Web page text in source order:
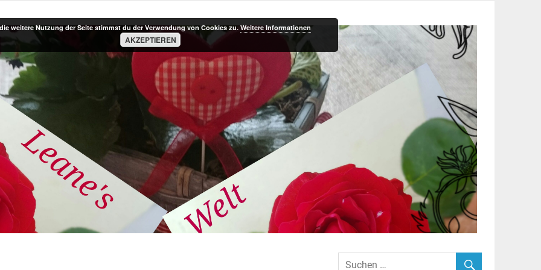
weitere Nutzung der Seite stimmst du der Verwendung von Cookies zu.Weitere Informationen
AKZEPTIEREN